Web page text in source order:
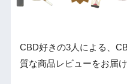
CBD好きの3人による、
質な商品レビューをお届